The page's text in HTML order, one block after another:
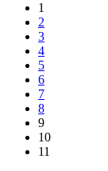
1
2
3
4
5
6
7
8
9
10
11